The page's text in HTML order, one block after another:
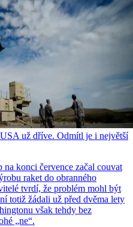
už dříve. Odmítl je i největší
konci července začal couvat
raket do obranného
tvrdí, že problém mohl být
totiž žádali už před dvěma lety
však tehdy bez
„ne“.